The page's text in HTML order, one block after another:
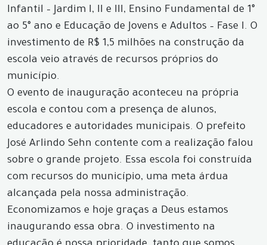
Infantil – Jardim I, II e III, Ensino Fundamental de 1°
ao 5° ano e Educação de Jovens e Adultos – Fase I. O
investimento de R$ 1,5 milhões na construção da
escola veio através de recursos próprios do
município.
O evento de inauguração aconteceu na própria
escola e contou com a presença de alunos,
educadores e autoridades municipais. O prefeito
José Arlindo Sehn contente com a realização falou
sobre o grande projeto. Essa escola foi construída
com recursos do município, uma meta árdua
alcançada pela nossa administração.
Economizamos e hoje graças a Deus estamos
inaugurando essa obra. O investimento na